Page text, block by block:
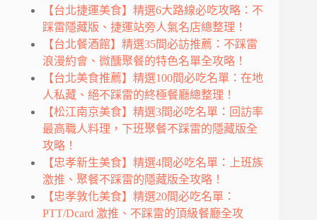
【台北捷運美食】精選6大路線必吃攻略：不
踩雷隱藏版、捷運站旁人氣名店總整理！
【台北餐酒館】精選35間必訪推薦：不踩雷
浪漫約會、微醺聚餐的特色名單全攻略！
【台北美食推薦】精選100間必吃名單：在地
人私藏、絕不踩雷的終極餐廳總整理！
【松江南京美食】精選3間必吃名單：回訪率
最高職人料理，下班聚餐不踩雷的隱藏版全
攻略！
【忠孝新生美食】精選4間必吃名單：上班族
激推、聚餐不踩雷的隱藏版全攻略！
【忠孝敦化美食】精選20間必吃名單：
PTT/Dcard 激推、不踩雷的頂級餐廳全攻